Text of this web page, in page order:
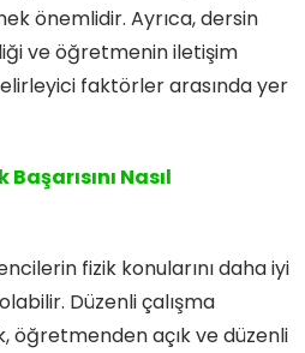
önemlidir. Ayrıca, dersin
ve öğretmenin iletişim
faktörler arasında yer
Nasıl
fizik konularını daha iyi
Düzenli çalışma
öğretmenden açık ve düzenli